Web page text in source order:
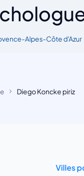
Alpes-Côte d'Azur
Diego Koncke piriz
Villes